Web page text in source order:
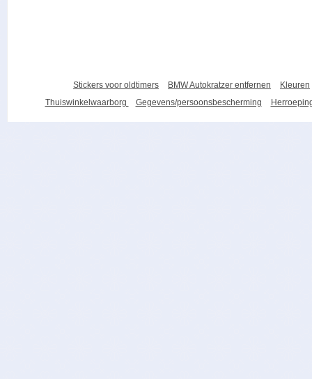
Stickers voor oldtimers BMW Autokratzer entfernen
Kleuren
Thuiswinkelwaarborg
Gegevens/persoonsbescherming